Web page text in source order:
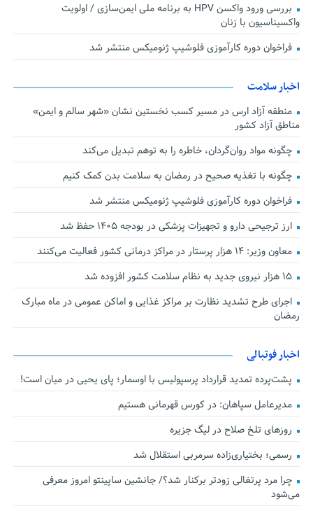
بررسی ورود واکسن HPV به برنامه ملی ایمن‌سازی / اولویت
واکسیناسیون با زنان
فراخوان دوره کارآموزی فلوشیپ ژنومیکس منتشر شد
اخبار سلامت
منطقه آزاد ارس در مسیر کسب نخستین نشان «شهر سالم و ایمن»
مناطق آزاد کشور
چگونه مواد روان‌گردان، خاطره را به توهم تبدیل می‌کند
چگونه با تغذیه صحیح در رمضان به سلامت بدن کمک کنیم
فراخوان دوره کارآموزی فلوشیپ ژنومیکس منتشر شد
ارز ترجیحی دارو و تجهیزات پزشکی در بودجه ۱۴۰۵ حفظ شد
معاون وزیر: ۱۴ هزار پرستار در مراکز درمانی کشور فعالیت می‌کنند
۱۵ هزار نیروی جدید به نظام سلامت کشور افزوده شد
اجرای طرح تشدید نظارت بر مراکز غذایی و اماکن عمومی در ماه مبارک
رمضان
اخبار فوتبالی
پشت‌پرده تمدید قرارداد پرسپولیس با اوسمار؛ پای یحیی در میان است!
مدیرعامل سپاهان: در کورس قهرمانی هستیم
روزهای تلخ صلاح در لیگ جزیره
رسمی؛ بختیاری‌زاده سرمربی استقلال شد
چرا مرد پرتغالی زودتر برکنار شد؟/ جانشین ساپینتو امروز معرفی
می‌شود